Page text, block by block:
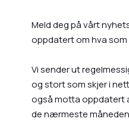
Meld deg på vårt
oppdatert om hva som
Vi sender ut
og stort som skjer i
også motta oppdatert
de nærmeste